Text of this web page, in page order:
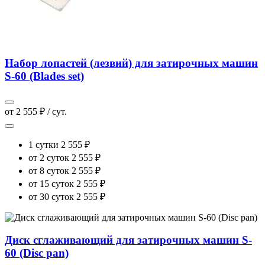
Набор лопастей (лезвий) для затирочных машин
S-60 (Blades set)
от 2 555 ₽ / сут.
1 сутки 2 555 ₽
от 2 суток 2 555 ₽
от 8 суток 2 555 ₽
от 15 суток 2 555 ₽
от 30 суток 2 555 ₽
Диск сглаживающий для затирочных машин S-
60 (Disc pan)